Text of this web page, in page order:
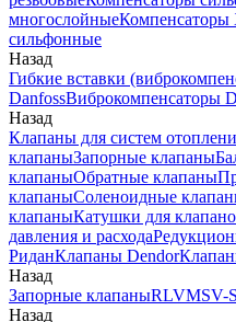
многослойныеКомпенсаторы
сильфонные
Назад
Гибкие вставки
DanfossВиброкомпенсаторы
Назад
Клапаны для систем
клапаныЗапорные клапаны
клапаныОбратные клапаны
клапаныСоленоидные
клапаныКатушки для
давления и расхода
РиданКлапаны Dendor
Назад
Запорные клапаныRLVMSV-S
Назад